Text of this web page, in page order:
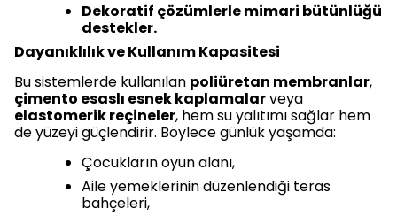
Dekoratif çözümlerle mimari bütünlüğü
destekler.
Dayanıklılık ve Kullanım Kapasitesi
Bu sistemlerde kullanılan poliüretan membranlar,
çimento esaslı esnek kaplamalarveya
elastomerik reçineler, hem su yalıtımı sağlar hem
de yüzeyi güçlendirir. Böylece günlük yaşamda:
Çocukların oyun alanı,
Aile yemeklerinin düzenlendiği teras
bahçeleri,